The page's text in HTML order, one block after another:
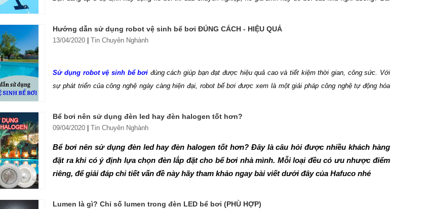
chuẩn
chi tiết, áp dụng cho từng loại hình, đảm bảo tối ưu công năng và thẩm mỹ. Hãy tìm hiểu ngay thông tin.
Hướng dẫn sử dụng robot vệ sinh bể bơi ĐÚNG CÁCH - HIỆU QUẢ
13/04/2020 |Tin Chuyên Nghành
Sử dụng robot vệ sinh bể bơi đúng cách giúp bạn đạt được hiệu quả cao và tiết kiệm thời gian, công sức. Với
sự phát triển của công nghệ ngày càng hiện đại, robot bể bơi được xem là một giải pháp công nghệ tự động hóa
trình lớn, giúp con người thực hiện công việc vệ sinh dễ dàng hơn. Mời bạn xem ngay cách
sinh hồ bơi chuẩn được thiết bị bể bơi Hafuco hướng dẫn trong bài viết dưới đây.
Bể bơi nên sử dụng đèn led hay đèn halogen tốt hơn?
09/04/2020 |Tin Chuyên Nghành
Bể bơi nên sử dụng đèn led hay đèn halogen tốt hơn? Đây là câu hỏi được nhiều khách hàng
đặt ra khi có ý định lựa chọn đèn lắp đặt cho bể bơi nhà mình. Mỗi loại đều có ưu nhược điểm
riêng, để giải đáp chi tiết vấn đề này hãy tham khảo ngay bài viết dưới đây của Hafuco nhé
Lumen là gì? Chỉ số lumen trong đèn LED bể bơi (PHÙ HỢP)